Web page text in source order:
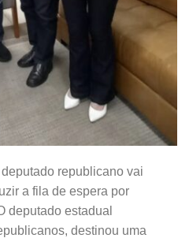
republicano vai
a fila de espera por
deputado estadual
destinou uma